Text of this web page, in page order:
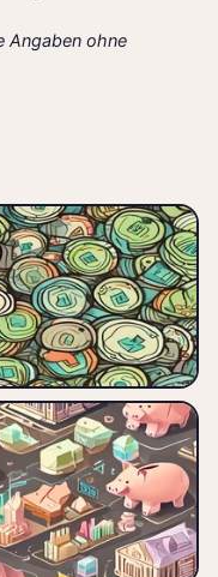
Angaben ohne
2026: Azure knackt
$, KI-Copilot wächst,
bei 390 $. Aktuelle
mit konkreten Zahlen.
Aktienanalyse 2026:
Blackwell &
Chips, Konkurrenz AMD,
KGV 35-40. Lohnt